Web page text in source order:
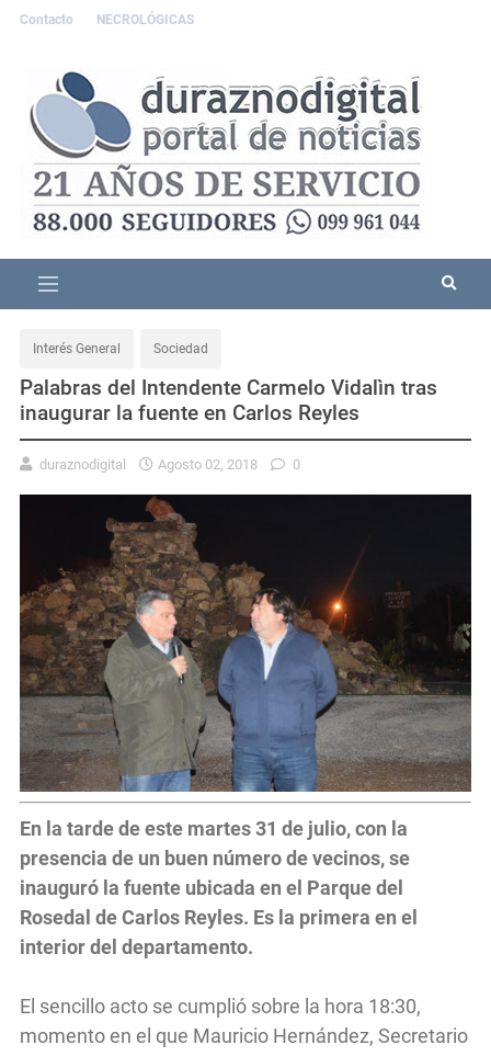
Contacto NECROLÓGICAS
Interés General Sociedad
Palabras del Intendente Carmelo Vidalìn tras
inaugurar la fuente en Carlos Reyles
duraznodigital Agosto 02, 2018 0
En la tarde de este martes 31 de julio, con la
presencia de un buen número de vecinos, se
inauguró la fuente ubicada en el Parque del
Rosedal de Carlos Reyles. Es la primera en el
interior del departamento.
El sencillo acto se cumplió sobre la hora 18:30,
momento en el que Mauricio Hernández, Secretario